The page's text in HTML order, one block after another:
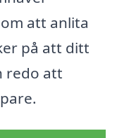
att anlita
på att ditt
redo att